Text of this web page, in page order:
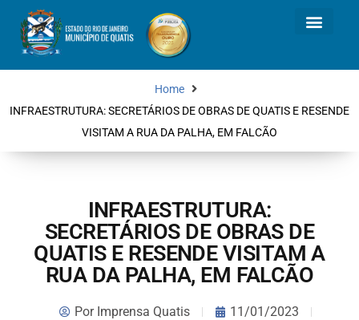
Home
INFRAESTRUTURA: SECRETÁRIOS DE OBRAS DE QUATIS E RESENDE
VISITAM A RUA DA PALHA, EM FALCÃO
INFRAESTRUTURA:
SECRETÁRIOS DE OBRAS DE
QUATIS E RESENDE VISITAM A
RUA DA PALHA, EM FALCÃO
PorImprensa Quatis
11/01/2023